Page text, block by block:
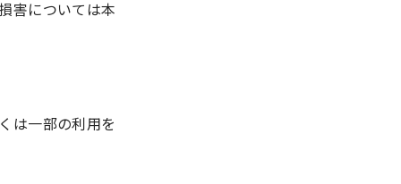
害については本
は一部の利用を